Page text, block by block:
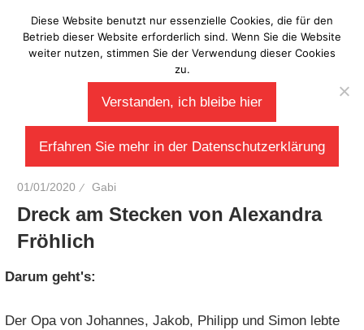
Inhalt
springen
Laberladen
01/01/2020 Gabi
Dreck am Stecken von Alexandra
Fröhlich
Darum geht's:
Der Opa von Johannes, Jakob, Philipp und Simon lebte
Diese Website benutzt nur essenzielle Cookies, die für den
Betrieb dieser Website erforderlich sind. Wenn Sie die Website
weiter nutzen, stimmen Sie der Verwendung dieser Cookies
zu.
Verstanden, ich bleibe hier
Erfahren Sie mehr in der Datenschutzerklärung